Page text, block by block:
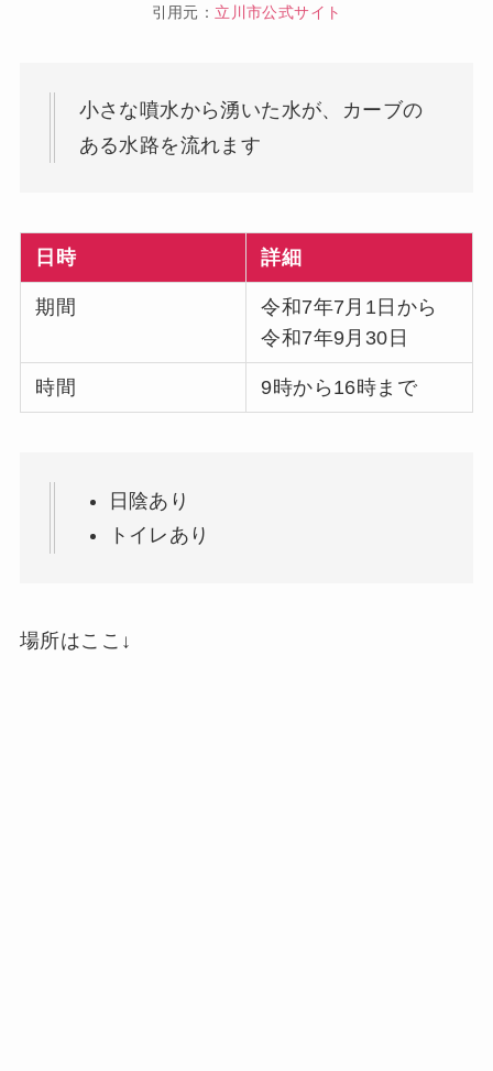
引用元： 立川市公式サイト
小さな噴水から湧いた水が、カーブの
ある水路を流れます
日時 詳細
期間
令和7年7月1日から
令和7年9月30日
時間 9時から16時まで
日陰あり
トイレあり
場所はここ↓